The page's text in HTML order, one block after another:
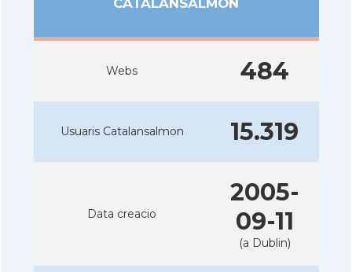
Webs 484
Usuaris Catalansalmon 15.319
Data creacio
2005-
09-11
(a Dublin)